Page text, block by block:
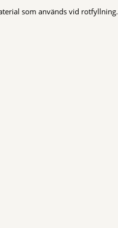
som används vid rotfyllning.